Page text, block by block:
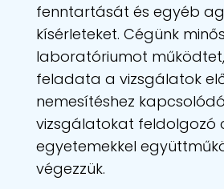
fenntartását és egyéb
kísérleteket. Cégünk
laboratóriumot
feladata a vizsgálatok
nemesítéshez
vizsgálatokat feldolgozó
egyetemekkel
végezzük.